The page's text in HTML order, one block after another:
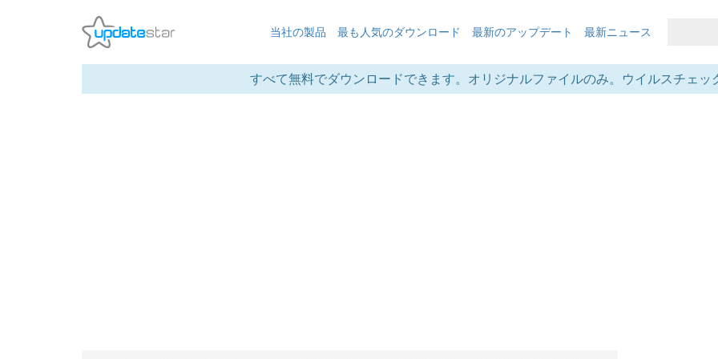
当社の製品 最も人気のダウンロード 最新のアップデート 最新ニュース
すべて無料でダウンロードできます。オリジナルファイルのみ。ウイルスチェッ